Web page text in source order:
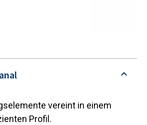
vereint in einem
Profil.